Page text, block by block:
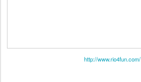
http://www.rio4fun.com/